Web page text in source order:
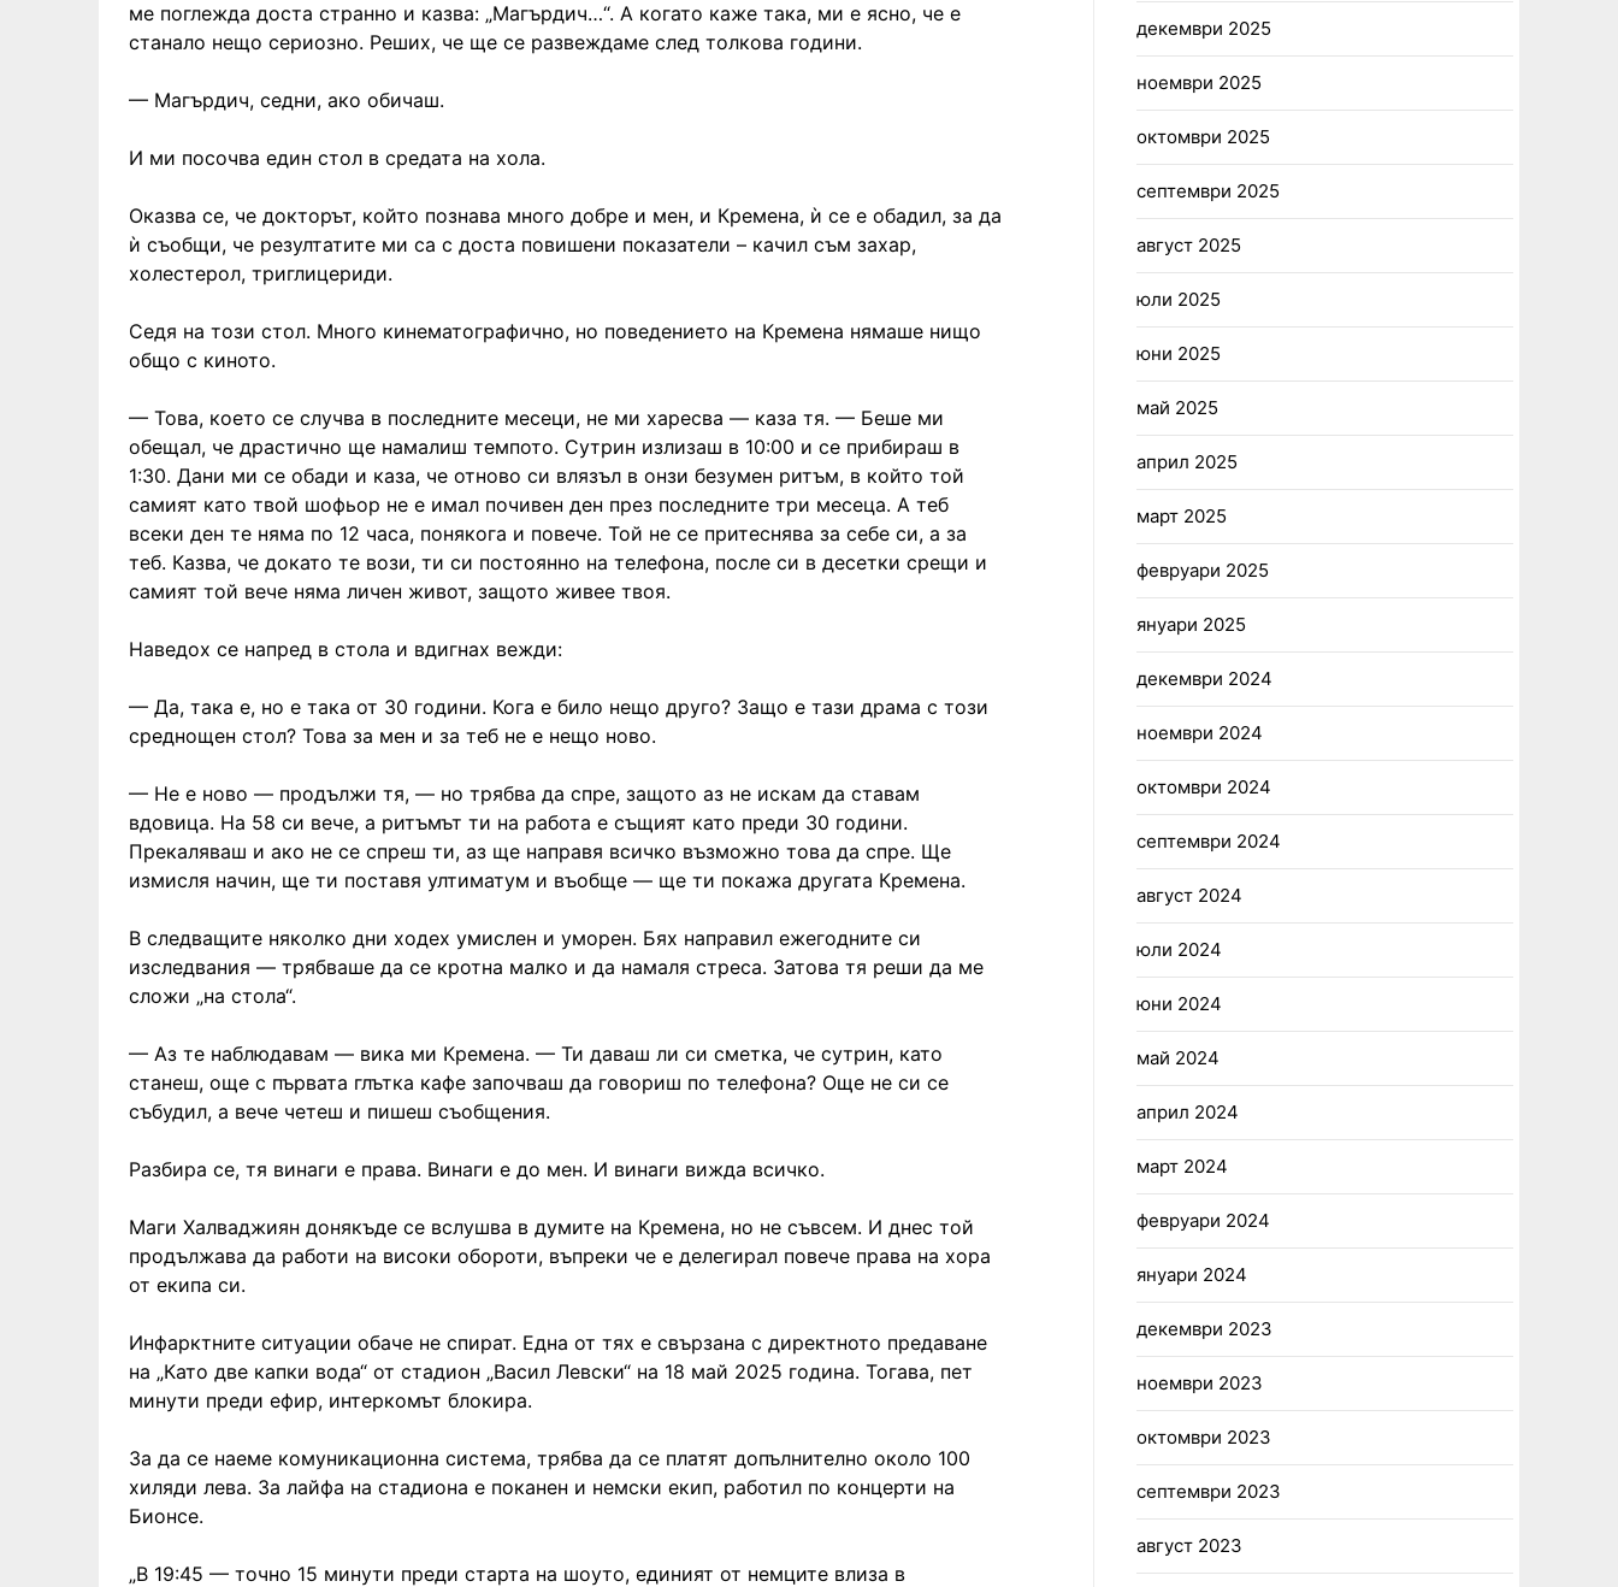
ме поглежда доста странно и казва: „Магърдич…“. А когато каже така, ми е ясно, че е
станало нещо сериозно. Реших, че ще се развеждаме след толкова години.
— Магърдич, седни, ако обичаш.
И ми посочва един стол в средата на хола.
Оказва се, че докторът, който познава много добре и мен, и Кремена, ѝ се е обадил, за да
ѝ съобщи, че резултатите ми са с доста повишени показатели – качил съм захар,
холестерол, триглицериди.
Седя на този стол. Много кинематографично, но поведението на Кремена нямаше нищо
общо с киното.
— Това, което се случва в последните месеци, не ми харесва — каза тя. — Беше ми
обещал, че драстично ще намалиш темпото. Сутрин излизаш в 10:00 и се прибираш в
1:30. Дани ми се обади и каза, че отново си влязъл в онзи безумен ритъм, в който той
самият като твой шофьор не е имал почивен ден през последните три месеца. А теб
всеки ден те няма по 12 часа, понякога и повече. Той не се притеснява за себе си, а за
теб. Казва, че докато те вози, ти си постоянно на телефона, после си в десетки срещи и
самият той вече няма личен живот, защото живее твоя.
Наведох се напред в стола и вдигнах вежди:
— Да, така е, но е така от 30 години. Кога е било нещо друго? Защо е тази драма с този
среднощен стол? Това за мен и за теб не е нещо ново.
— Не е ново — продължи тя, — но трябва да спре, защото аз не искам да ставам
вдовица. На 58 си вече, а ритъмът ти на работа е същият като преди 30 години.
Прекаляваш и ако не се спреш ти, аз ще направя всичко възможно това да спре. Ще
измисля начин, ще ти поставя ултиматум и въобще — ще ти покажа другата Кремена.
В следващите няколко дни ходех умислен и уморен. Бях направил ежегодните си
изследвания — трябваше да се кротна малко и да намаля стреса. Затова тя реши да ме
сложи „на стола“.
— Аз те наблюдавам — вика ми Кремена. — Ти даваш ли си сметка, че сутрин, като
станеш, още с първата глътка кафе започваш да говориш по телефона? Още не си се
събудил, а вече четеш и пишеш съобщения.
Разбира се, тя винаги е права. Винаги е до мен. И винаги вижда всичко.
Маги Халваджиян донякъде се вслушва в думите на Кремена, но не съвсем. И днес той
продължава да работи на високи обороти, въпреки че е делегирал повече права на хора
от екипа си.
Инфарктните ситуации обаче не спират. Една от тях е свързана с директното предаване
на „Като две капки вода“ от стадион „Васил Левски“ на 18 май 2025 година. Тогава, пет
минути преди ефир, интеркомът блокира.
За да се наеме комуникационна система, трябва да се платят допълнително около 100
хиляди лева. За лайфа на стадиона е поканен и немски екип, работил по концерти на
Бионсе.
„В 19:45 — точно 15 минути преди старта на шоуто, единият от немците влиза в
декември 2025
ноември 2025
октомври 2025
септември 2025
август 2025
юли 2025
юни 2025
май 2025
април 2025
март 2025
февруари 2025
януари 2025
декември 2024
ноември 2024
октомври 2024
септември 2024
август 2024
юли 2024
юни 2024
май 2024
април 2024
март 2024
февруари 2024
януари 2024
декември 2023
ноември 2023
октомври 2023
септември 2023
август 2023